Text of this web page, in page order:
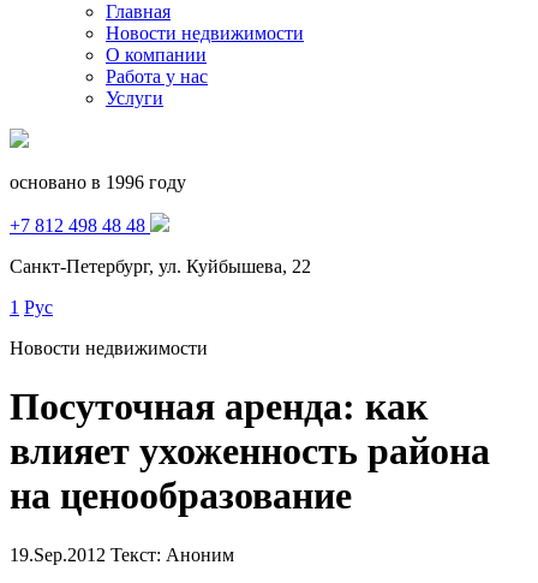
Главная
Новости недвижимости
О компании
Работа у нас
Услуги
основано в 1996 году
+7 812 498 48 48
Санкт-Петербург, ул. Куйбышева, 22
1 Рус
Новости недвижимости
Посуточная аренда: как
влияет ухоженность района
на ценообразование
19.Sep.2012 Текст: Аноним